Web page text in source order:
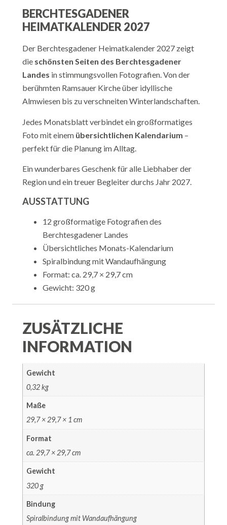
BERCHTESGADENER
HEIMATKALENDER 2027
Der Berchtesgadener Heimatkalender 2027 zeigt
die schönsten Seiten des Berchtesgadener
Landes in stimmungsvollen Fotografien. Von der
berühmten Ramsauer Kirche über idyllische
Almwiesen bis zu verschneiten Winterlandschaften.
Jedes Monatsblatt verbindet ein großformatiges
Foto mit einem übersichtlichen Kalendarium –
perfekt für die Planung im Alltag.
Ein wunderbares Geschenk für alle Liebhaber der
Region und ein treuer Begleiter durchs Jahr 2027.
AUSSTATTUNG
12 großformatige Fotografien des
Berchtesgadener Landes
Übersichtliches Monats-Kalendarium
Spiralbindung mit Wandaufhängung
Format: ca. 29,7 × 29,7 cm
Gewicht: 320 g
ZUSÄTZLICHE
INFORMATION
Gewicht
0,32 kg
Maße
29,7 × 29,7 × 1 cm
Format
ca. 29,7 × 29,7 cm
Gewicht
320 g
Bindung
Spiralbindung mit Wandaufhängung